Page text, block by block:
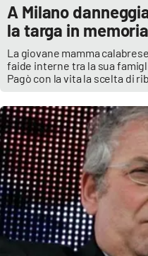
A Milano
la targa in
La giovane mamma
faide interne tra la sua
Pagò con la vita la scelta di